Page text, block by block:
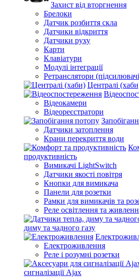
Захист від вторгнення
Брелоки
Датчик розбиття скла
Датчики відкриття
Датчики руху
Карти
Клавіатури
Модулі інтеграції
Ретранслятори
Централі
Відеокамери
Відеореєстратори
Датчики затоплення
Крани перекриття води
продуктивність
Вимикачі LightSwitch
Датчики якості повітря
Кнопки для вимикача
Панели для розетки
Рамки для вимикачів та
Реле освітлення та
диму та чадного газу
Електроживлення
Реле і розумні розетки
сигналізації Ajax